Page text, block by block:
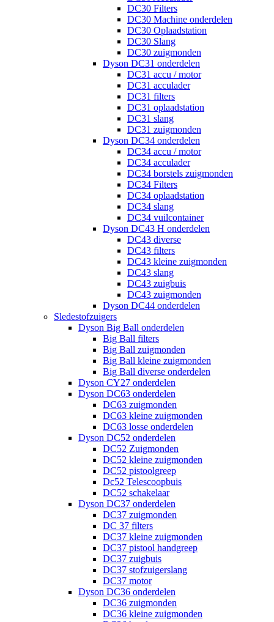
DC30 Filters
DC30 Machine onderdelen
DC30 Oplaadstation
DC30 Slang
DC30 zuigmonden
Dyson DC31 onderdelen
DC31 accu / motor
DC31 acculader
DC31 filters
DC31 oplaadstation
DC31 slang
DC31 zuigmonden
Dyson DC34 onderdelen
DC34 accu / motor
DC34 acculader
DC34 borstels zuigmonden
DC34 Filters
DC34 oplaadstation
DC34 slang
DC34 vuilcontainer
Dyson DC43 H onderdelen
DC43 diverse
DC43 filters
DC43 kleine zuigmonden
DC43 slang
DC43 zuigbuis
DC43 zuigmonden
Dyson DC44 onderdelen
Sledestofzuigers
Dyson Big Ball onderdelen
Big Ball filters
Big Ball zuigmonden
Big Ball kleine zuigmonden
Big Ball diverse onderdelen
Dyson CY27 onderdelen
Dyson DC63 onderdelen
DC63 zuigmonden
DC63 kleine zuigmonden
DC63 losse onderdelen
Dyson DC52 onderdelen
DC52 Zuigmonden
DC52 kleine zuigmonden
DC52 pistoolgreep
Dc52 Telescoopbuis
DC52 schakelaar
Dyson DC37 onderdelen
DC37 zuigmonden
DC 37 filters
DC37 kleine zuigmonden
DC37 pistool handgreep
DC37 zuigbuis
DC37 stofzuigerslang
DC37 motor
Dyson DC36 onderdelen
DC36 zuigmonden
DC36 kleine zuigmonden